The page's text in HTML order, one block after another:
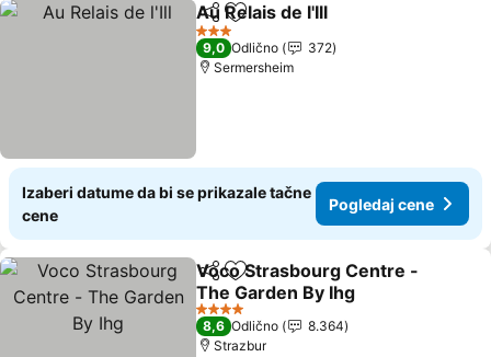
Deli Dodati u favorite
Au Relais de l'Ill
3 Zvezdice
9,0 Odlično
372
Sermersheim
Izaberi datume da bi se prikazale tačne
cene
Pogledaj cene
Deli Dodati u favorite
Voco Strasbourg Centre -
The Garden By Ihg
4 Zvezdice
8,6 Odlično
8.364
Strazbur